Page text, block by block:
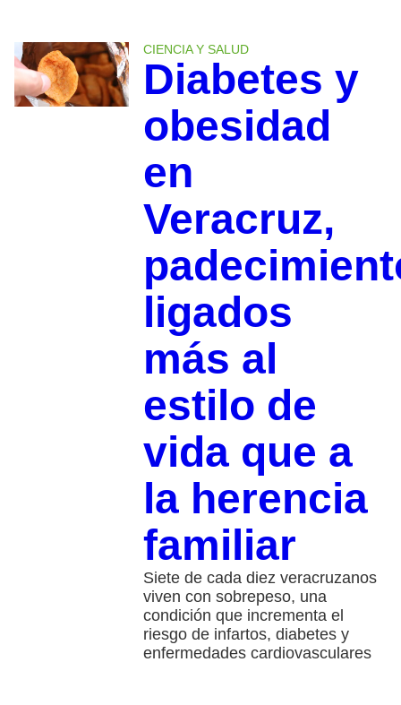
CIENCIA Y SALUD
Diabetes y
obesidad
en
Veracruz,
ligados
más al
estilo de
vida que a
la herencia
familiar
Siete de cada diez veracruzanos
viven con sobrepeso, una
condición que incrementa el
riesgo de infartos, diabetes y
enfermedades cardiovasculares